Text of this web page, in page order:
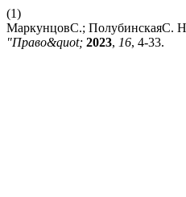
(1)
МаркунцовС.; ПолубинскаяС.
"Право&quot; 2023, 16, 4-33.